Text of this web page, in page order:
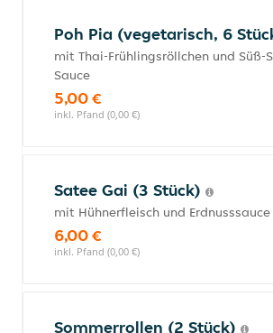
Poh Pia (vegetarisch, 6
mit Thai-Frühlingsröllchen und Süß-
Sauce
5,00 €
inkl. Pfand (0,00 €)
Satee Gai (3 Stück)
mit Hühnerfleisch und Erdnusssauce
6,00 €
inkl. Pfand (0,00 €)
Sommerrollen (2 Stück)